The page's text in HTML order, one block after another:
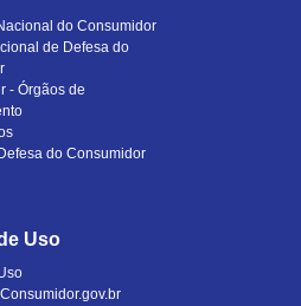
do Consumidor
de Defesa do
- Órgãos de
do Consumidor
Uso